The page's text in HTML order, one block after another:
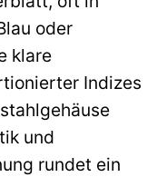
oder
klare
Indizes
und
rundet ein